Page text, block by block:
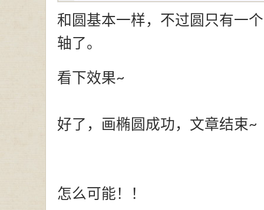
和圆基本一样，不过圆只有一
轴了。
看下效果~
好了，画椭圆成功，文章结束~
怎么可能！！